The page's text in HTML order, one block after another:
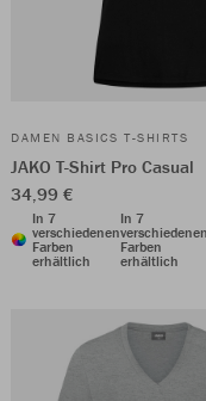
DAMEN BASICS T-SHIRTS
JAKO T-Shirt Pro Casual
34,99 €
In 7
verschiedenen
Farben
erhältlich
In 7
Farben
erhältlich